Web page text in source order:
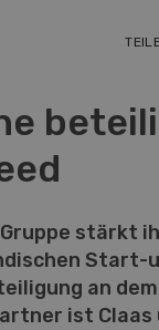
Gruppe stärkt
Start-
an
ist Claas